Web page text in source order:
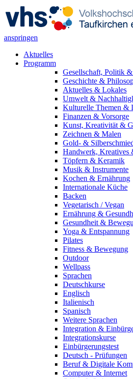
anspringen
Aktuelles
Programm
Gesellschaft, Politik &
Geschichte &
Aktuelles & Lokales
Umwelt &
Kulturelle Themen &
Finanzen & Vorsorge
Kunst, Kreativität &
Zeichnen & Malen
Gold- &
Handwerk, Kreatives
Töpfern & Keramik
Musik & Instrumente
Kochen & Ernährung
Internationale Küche
Backen
Vegetarisch / Vegan
Ernährung &
Gesundheit &
Yoga & Entspannung
Pilates
Fitness & Bewegung
Outdoor
Wellpass
Sprachen
Deutschkurse
Englisch
Italienisch
Spanisch
Weitere Sprachen
Integration &
Integrationskurse
Einbürgerungstest
Deutsch - Prüfungen
Beruf & Digitale
Computer & Internet